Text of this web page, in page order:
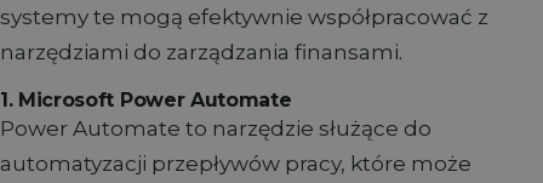
systemy te mogą efektywnie współpracować z
narzędziami do zarządzania finansami.
1. Microsoft Power Automate
Power Automate to narzędzie służące do
automatyzacji przepływów pracy, które może